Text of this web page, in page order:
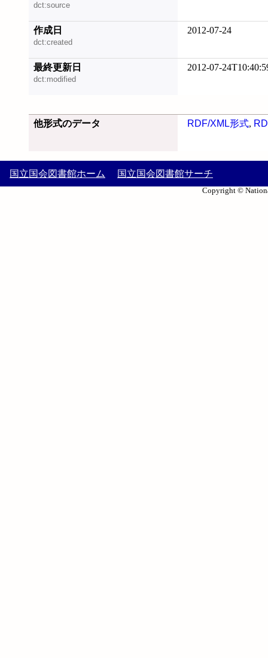
dct:source
作成日
dct:created
2012-07-24
最終更新日
dct:modified
2012-07-
他形式のデータ RDF/XML形式,
国立国会図書館ホーム 国立国会図書館サーチ
Copyright ©